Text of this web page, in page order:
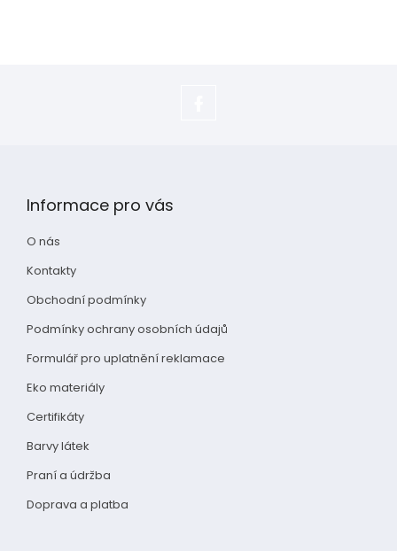
Informace pro vás
O nás
Kontakty
Obchodní podmínky
Podmínky ochrany osobních údajů
Formulář pro uplatnění reklamace
Eko materiály
Certifikáty
Barvy látek
Praní a údržba
Doprava a platba